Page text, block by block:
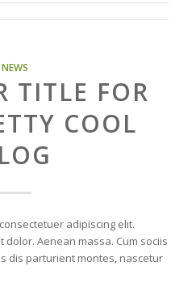
NEWS
TITLE FOR
COOL
adipiscing elit.
Aenean massa. Cum sociis
dis parturient montes, nascetur